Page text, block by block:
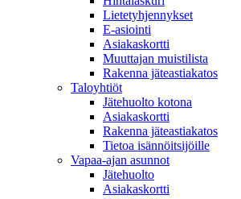
Lietetyhjennykset
E-asiointi
Asiakaskortti
Muuttajan muistilista
Rakenna jäteastiakatos
Taloyhtiöt
Jätehuolto kotona
Asiakaskortti
Rakenna jäteastiakatos
Tietoa isännöitsijöille
Vapaa-ajan asunnot
Jätehuolto
Asiakaskortti